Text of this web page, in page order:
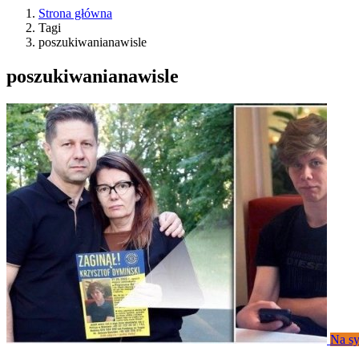
Strona główna
Tagi
poszukiwanianawisle
poszukiwanianawisle
Na